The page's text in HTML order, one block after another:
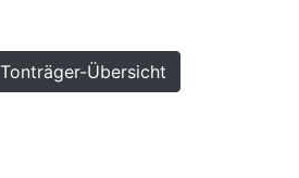
Übersicht